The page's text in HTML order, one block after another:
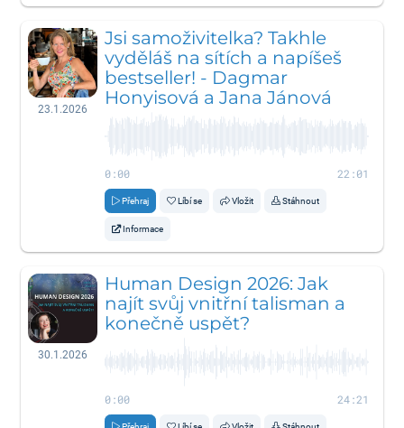
23.1.2026
Jsi samoživitelka? Takhle
vyděláš na sítích a napíšeš
bestseller! - Dagmar
Honyisová a Jana Jánová
0:00 22:01
Přehraj Líbí se Vložit Stáhnout
Informace
30.1.2026
Human Design 2026: Jak
najít svůj vnitřní talisman a
konečně uspět?
0:00 24:21